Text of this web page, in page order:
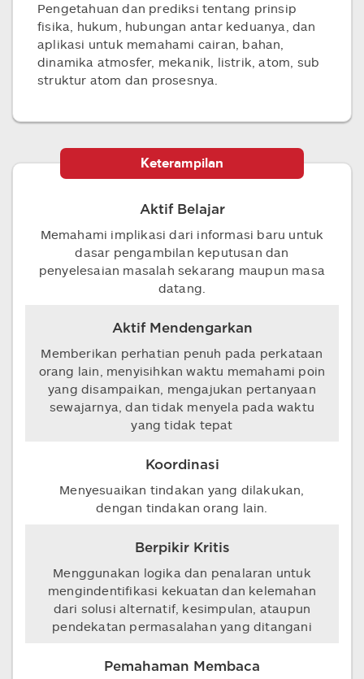
Pengetahuan dan prediksi tentang prinsip
fisika, hukum, hubungan antar keduanya, dan
aplikasi untuk memahami cairan, bahan,
dinamika atmosfer, mekanik, listrik, atom, sub
struktur atom dan prosesnya.
Keterampilan
Aktif Belajar
Memahami implikasi dari informasi baru untuk
dasar pengambilan keputusan dan
penyelesaian masalah sekarang maupun masa
datang.
Aktif Mendengarkan
Memberikan perhatian penuh pada perkataan
orang lain, menyisihkan waktu memahami poin
yang disampaikan, mengajukan pertanyaan
sewajarnya, dan tidak menyela pada waktu
yang tidak tepat
Koordinasi
Menyesuaikan tindakan yang dilakukan,
dengan tindakan orang lain.
Berpikir Kritis
Menggunakan logika dan penalaran untuk
mengindentifikasi kekuatan dan kelemahan
dari solusi alternatif, kesimpulan, ataupun
pendekatan permasalahan yang ditangani
Pemahaman Membaca